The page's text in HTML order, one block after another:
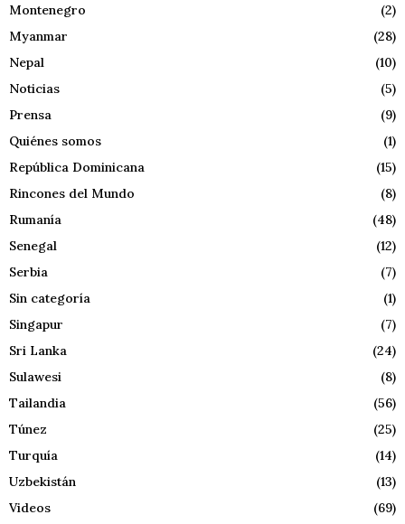
Montenegro
(2)
Myanmar
(28)
Nepal
(10)
Noticias
(5)
Prensa
(9)
Quiénes somos
(1)
República Dominicana
(15)
Rincones del Mundo
(8)
Rumanía
(48)
Senegal
(12)
Serbia
(7)
Sin categoría
(1)
Singapur
(7)
Sri Lanka
(24)
Sulawesi
(8)
Tailandia
(56)
Túnez
(25)
Turquía
(14)
Uzbekistán
(13)
Videos
(69)